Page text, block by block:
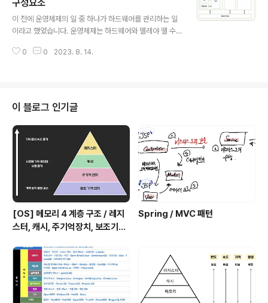
const fs = require('fs') const path = require('pat
h') const file = fs.readFileSync(path.join(__..
구성요소
이 전에 운영체제의 일 중 하나가 하드웨어를 관리하는 일
이라고 했었습니다. 운영체제는 하드웨어와 뗄레야 뗄 수
야 하기 때문에 이번에는 컴퓨터 구조 즉, 컴퓨터의 요소들
크게 중앙처리장치인 CPU, 주 기억장치인 Memory, 입/
출력장치로 구성되어 있습니다. CPU (중앙 처리 장치) CP
U(Central Processing Unit / 중앙 처리 장치) 산술논
리연산장치, 제어장치, 레지스터로 구성되어 있는 컴퓨터
장치 제어 장치 (CU, Control Unit) : 프로세스 조..
0 0 2023. 8. 14.
이 블로그 인기글
[OS] 메모리 4 계층 구조 / 레지
스터, 캐시, 주기억장치, 보조기억
Spring / MVC 패턴